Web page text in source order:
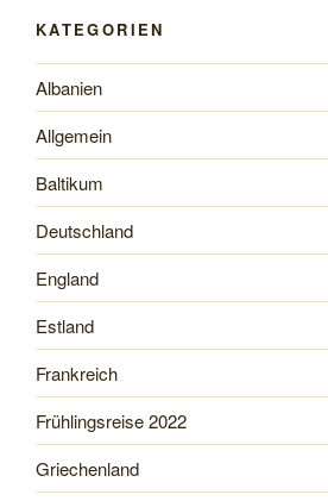
KATEGORIEN
Albanien
Allgemein
Baltikum
Deutschland
England
Estland
Frankreich
Frühlingsreise 2022
Griechenland